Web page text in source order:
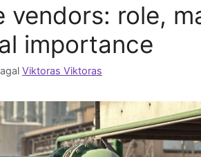
vendors: role,
importance
Viktoras Viktoras